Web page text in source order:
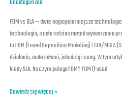
Uncategorized
FDM vs SLA — dwie najpopularniejsze
technologia, a cała rodzina metod wytwarzania
to FDM (Fused Deposition Modeling) i SLA/MSLA
działania, materiałami, jakością i ceną. W tym
kiedy SLA. Na czym polega FDM? FDM (Fused
—
porównanie
technologii
druku
3D.
Którą
Dowiedz się więcej »